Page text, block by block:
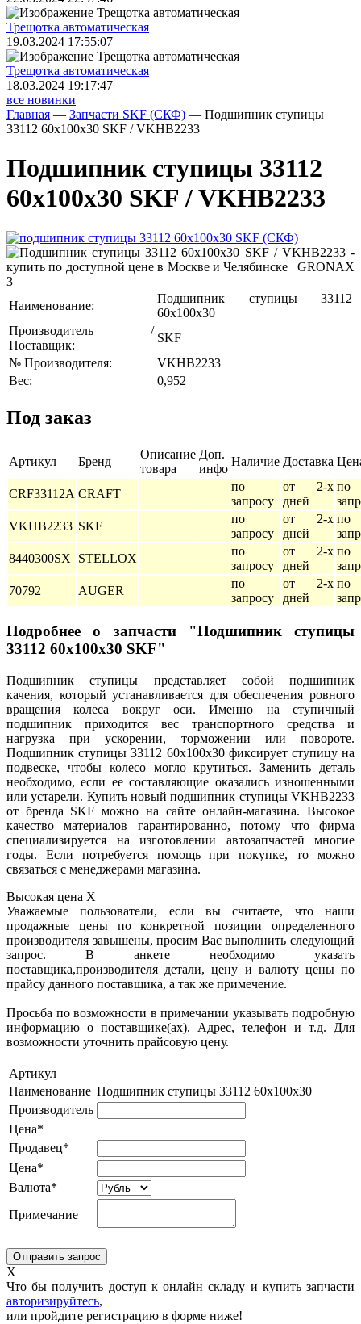
Трещoтка автоматическая
19.03.2024 17:55:07
Трещoтка автоматическая
18.03.2024 19:17:47
все новинки
Главная — Запчасти SKF (СКФ) — Подшипник ступицы
33112 60x100x30 SKF / VKHB2233
Подшипник ступицы 33112
60x100x30 SKF / VKHB2233
Наименование:
Подшипник ступицы 33112
60x100x30
Производитель /
Поставщик:
SKF
№ Производителя:
VKHB2233
Вес:
0,952
Под заказ
Артикул Бренд
Описание
товара
Доп.
инфо
Наличие Доставка
CRF33112A CRAFT
по
запросу
от 2-х
дней
по
VKHB2233 SKF
по
запросу
от 2-х
дней
по
8440300SX
STELLOX
по
запросу
от 2-х
дней
по
70792
AUGER
по
запросу
от 2-х
дней
по
Подробнее о запчасти "Подшипник ступицы
33112 60x100x30 SKF"
Подшипник ступицы представляет собой подшипник
качения, который устанавливается для обеспечения ровного
вращения колеса вокруг оси. Именно на ступичный
подшипник приходится вес транспортного средства и
нагрузка при ускорении, торможении или повороте.
Подшипник ступицы 33112 60x100x30 фиксирует ступицу на
подвеске, чтобы колесо могло крутиться. Заменить деталь
необходимо, если ее составляющие оказались изношенными
или устарели. Купить новый подшипник ступицы VKHB2233
от бренда SKF можно на сайте онлайн-магазина. Высокое
качество материалов гарантированно, потому что фирма
специализируется на изготовлении автозапчастей многие
годы. Если потребуется помощь при покупке, то можно
связаться с менеджерами магазина.
Высокая цена X
Уважаемые пользователи, если вы считаете, что наши
продажные цены по конкретной позиции определенного
производителя завышены, просим Вас выполнить следующий
запрос. В анкете необходимо указать
поставщика,производителя детали, цену и валюту цены по
прайсу данного поставщика, а так же примечение.
Просьба по возможности в примечании указывать подробную
информацию о поставщике(ах). Адрес, телефон и т.д. Для
возможности уточнить прайсовую цену.
Артикул
Наименование Подшипник ступицы 33112 60x100x30
Производитель
Цена*
Продавец*
Цена*
Валюта*
Примечание
X
Что бы получить доступ к онлайн складу и купить запчасти
авторизируйтесь,
или пройдите регистрацию в форме ниже!